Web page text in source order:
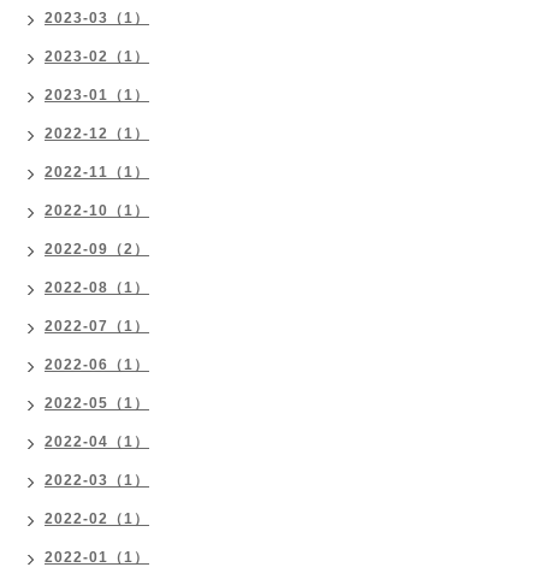
2023-03（1）
2023-02（1）
2023-01（1）
2022-12（1）
2022-11（1）
2022-10（1）
2022-09（2）
2022-08（1）
2022-07（1）
2022-06（1）
2022-05（1）
2022-04（1）
2022-03（1）
2022-02（1）
2022-01（1）